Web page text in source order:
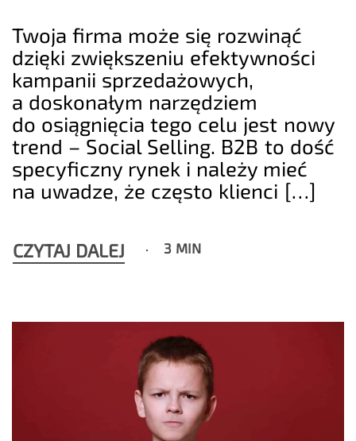
Twoja firma może się rozwinąć
dzięki zwiększeniu efektywności
kampanii sprzedażowych,
a doskonałym narzędziem
do osiągnięcia tego celu jest nowy
trend – Social Selling. B2B to dość
specyficzny rynek i należy mieć
na uwadze, że często klienci […]
CZYTAJ DALEJ 3 MIN